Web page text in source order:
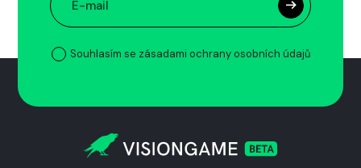
Souhlasím se zásadami ochrany osobních údajů